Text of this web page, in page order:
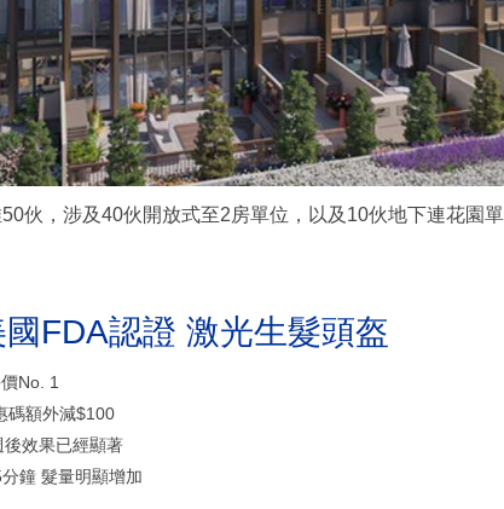
伙，涉及40伙開放式至2房單位，以及10伙地下連花園
FDA認證 激光生髮頭盔
No. 1
碼額外減$100
效果已經顯著
鐘 髮量明顯增加